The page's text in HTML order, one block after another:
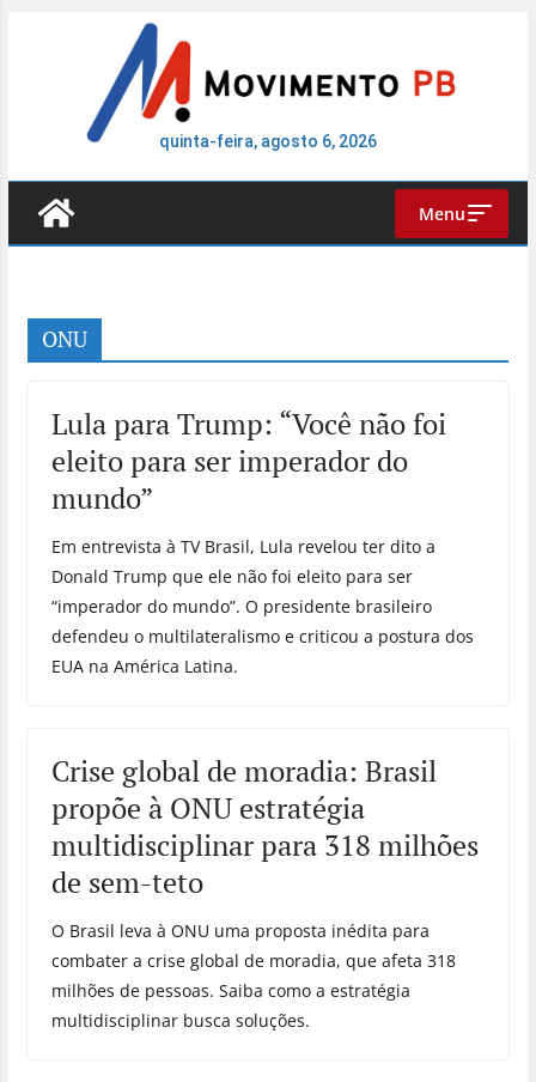
conteúdo
quinta-feira, agosto 6, 2026
Menu
ONU
Lula para Trump: “Você não foi
eleito para ser imperador do
mundo”
Em entrevista à TV Brasil, Lula revelou ter dito a
Donald Trump que ele não foi eleito para ser
“imperador do mundo”. O presidente brasileiro
defendeu o multilateralismo e criticou a postura dos
EUA na América Latina.
Crise global de moradia: Brasil
propõe à ONU estratégia
multidisciplinar para 318 milhões
de sem-teto
O Brasil leva à ONU uma proposta inédita para
combater a crise global de moradia, que afeta 318
milhões de pessoas. Saiba como a estratégia
multidisciplinar busca soluções.